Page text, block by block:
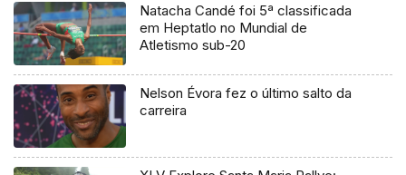
Natacha Candé foi 5ª classificada
em Heptatlo no Mundial de
Atletismo sub-20
Nelson Évora fez o último salto da
carreira